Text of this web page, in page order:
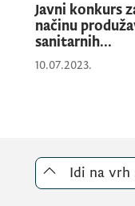
Javni konkurs
načinu
sanitarnih...
10.07.2023.
Idi na vrh